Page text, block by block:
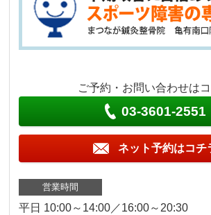
ご予約・お問い合わせは
03-3601-2551
ネット予約はコチ
営業時間
平日 10:00～14:00／16:00～20:30